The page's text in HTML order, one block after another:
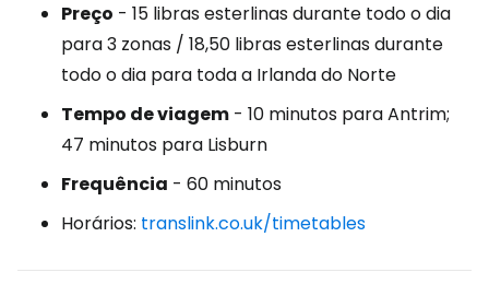
Preço - 15 libras esterlinas durante todo o dia
para 3 zonas / 18,50 libras esterlinas durante
todo o dia para toda a Irlanda do Norte
Tempo de viagem - 10 minutos para Antrim;
47 minutos para Lisburn
Frequência - 60 minutos
Horários: translink.co.uk/timetables